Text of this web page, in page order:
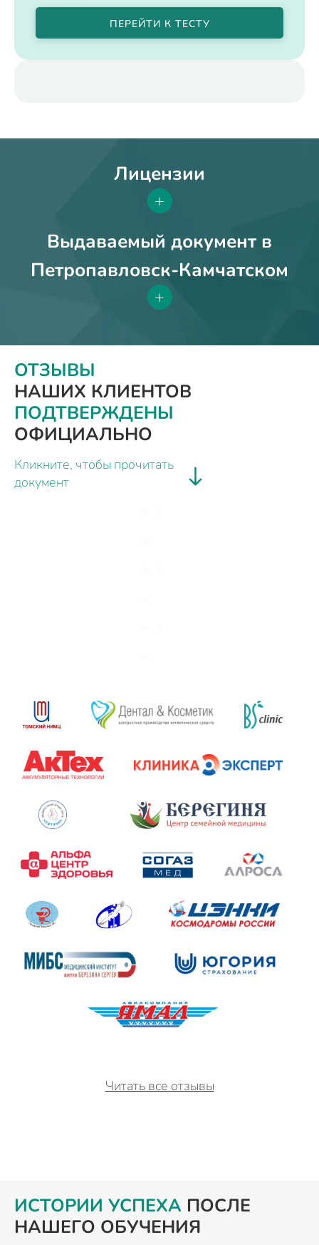
ПЕРЕЙТИ К ТЕСТУ
Лицензии
+
Выдаваемый документ в
Петропавловск-Камчатском
+
ОТЗЫВЫ
НАШИХ КЛИЕНТОВ
ПОДТВЕРЖДЕНЫ
ОФИЦИАЛЬНО
Кликните, чтобы прочитать
документ
Читать все отзывы
ИСТОРИИ УСПЕХА ПОСЛЕ
НАШЕГО ОБУЧЕНИЯ